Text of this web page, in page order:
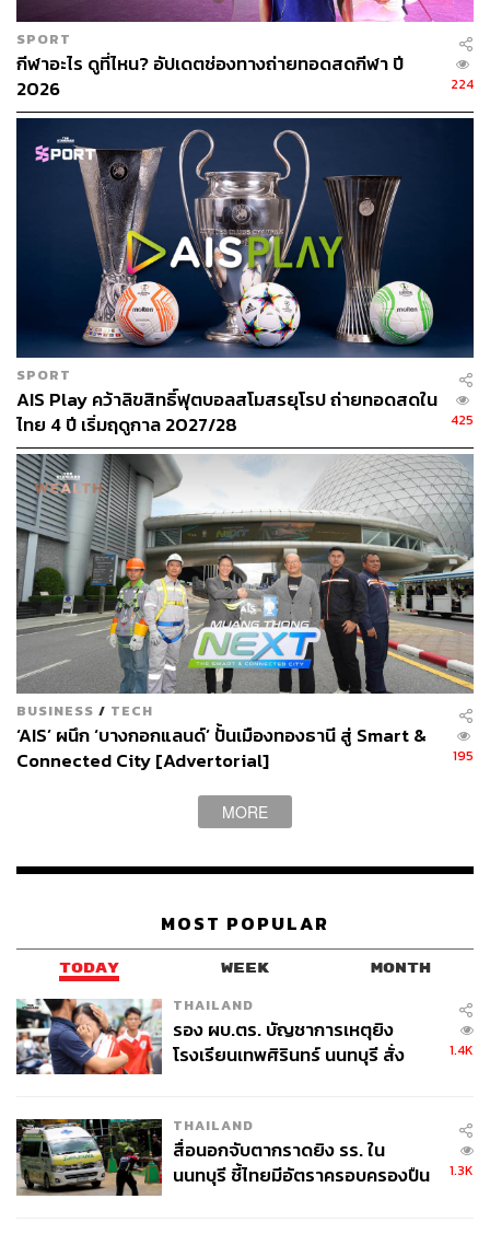
ทบหนักจากการขาดหายของนักท่องเที่ยต่างชาติยังค่อนข้าง
‘ได้รับผลกระทบ’
ส่งผลให้การใช้จ่ายในกลุ่มธุรกิจบริการโทรคมนาคม โดย
เฉพาะ ‘ธุรกิจโทรศัพท์เคลื่อนที่’ ต้องเผชิญกับปัจจัยลบใน 2
ประเด็น นั่นคือกำลังซื้อของผู้บริโภคที่อ่อนตัว และรายได้
จากกลุ่มนักท่องเที่ยวที่หายไปจากการปิดพรมแดนนั่นเอง
ขณะที่ธุรกิจอื่นๆ ของ AIS อย่าง ‘ธุรกิจอินเทอร์เน็ตบ้าน’
คงเติบโตได้อย่างต่อเนื่อง มีรายได้อยู่ที่ 1,785 ล้านบาท ปรับ
เพิ่มขึ้นจากปีที่แล้ว+21%โดยได้รับอานิสงส์เชิงบวกจากการ
ที่ผู้ใช้งานจำเป็นต้องทำงานอยู่ที่บ้านเพิ่มมากขึ้น และตลาดมี
การออกราคาแพ็กเกจระดับล่างเพื่อตอบสนองต่อกำลังซื้อที่
อ่อนตัว ส่งผลให้เวลานี้เน็ตบ้านสร้างรายได้ให้กับพอร์ตธุรกิจ
กับ AIS ในสัดส่วนราว 4.27% แล้ว (เดิมไตรมาส 3/62 อยู่ที่
3.29%)
ด้านธุรกิจบริการลูกค้าองค์กร การเติบโตของรายได้+6%
เทียบกับปีก่อน โดยรายได้บริการ Enterprise Data Service
(EDS) เริ่มฟื้นตัวหลังจากที่ได้รับผลกระทบจากการปรับแพ็ก
เกจบริการลงในช่วงสถานการณ์โรคระบาด ขณะที่บริการ
Cloud, ICT, IoT และ Cyber Security เติบโตกว่า 2 เท่าตัวจาก
กระแสการทรานส์ฟอร์มธุรกิจ
สำหรับแนวโน้มภาพรวมธุรกิจ AIS ตลอดทั้งปี 2563 นี้
แอดวานซ์ อินโฟร์ เซอร์วิส คาดการณ์ว่ารายได้หลักจากการ
ให้บริการจะ ‘หดตัว’
กลาง’ (Low to Mid-single Digit) ซึ่งผลกระทบหลักๆ มาจาก
ธุรกิจโทรศัพท์มือถือที่ได้รับแรงกดดันจากการรัดเข็มขัดของ
ในตลาดอยู่ในระดับต่ำ ตลอดจนนักท่องเที่ยวที่หายไป ซึ่งน่า
จะลากยาวสร้างผลกระทบต่อเนื่องไปจนถึงไตรมาส 4 ปีนี้
เดือนออกมาแบบจำกัดปริมาณ Data อย่างไรก็ดี ข้อจำกัด
ควร รวมถึงโทรศัพท์รุ่นที่รองรับ 5G ในปัจจุบัน `ซึ่งมีอยู่ที่
ประมาณ 16 รุ่นเท่านั้น มีระดับราคาเริ่มต้นสูงกว่า 10,000
บาท AIS จึงคาดว่าอัตราการใช้งาน 5G ปีนี้จะยังอยู่ใน ‘ระดับ
จำกัด’
บริการลูกค้าองคก์รยังคงอยู่ในเทรนด์การเติบโต โดยคาด
การณ์ว่าจะยังรักษาการเติบโตด้วยเป้าหมายผู้ใช้บริการ 1.35
ล้านรายภายในสิ้นปีนี้
SPORT
กีฬาอะไร ดูที่ไหน? อัปเดตช่องทางถ่ายทอดสดกีฬา ปี
2026
224
SPORT
AIS Play คว้าลิขสิทธิ์ฟุตบอลสโมสรยุโรป ถ่ายทอดสดใน
ไทย 4 ปี เริ่มฤดูกาล 2027/28
425
BUSINESS / TECH
‘AIS’ ผนึก ‘บางกอกแลนด์’ ปั้นเมืองทองธานี สู่ Smart &
Connected City [Advertorial]
195
MORE
MOST POPULAR
TODAY WEEK MONTH
THAILAND
รอง ผบ.ตร. บัญชาการเหตุยิง
โรงเรียนเทพศิรินทร์ นนทบุรี สั่ง
1.4K
THAILAND
สื่อนอกจับตากราดยิง รร. ใน
นนทบุรี ชี้ไทยมีอัตราครอบครองปืน
1.3K